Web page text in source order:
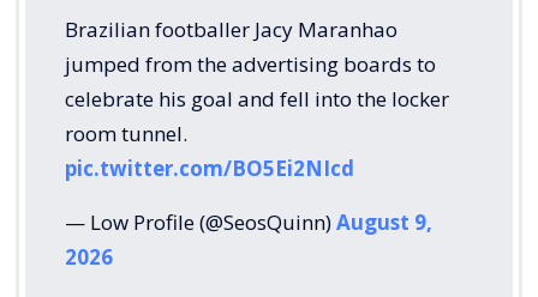
Brazilian footballer Jacy Maranhao
jumped from the advertising boards to
celebrate his goal and fell into the locker
room tunnel.
pic.twitter.com/BO5Ei2NIcd
— Low Profile (@SeosQuinn)August 9,
2026